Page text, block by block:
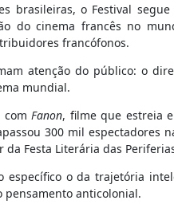
brasileiras, o Festival
do cinema francês no
francófonos.
atenção do público: o
mundial.
comFanon, filme que estreia
300 mil espectadores
Festa Literária das
o da trajetória
anticolonial.